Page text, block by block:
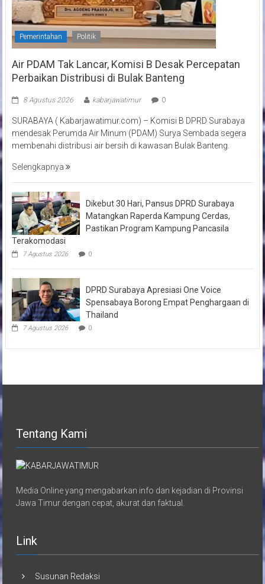
Pemerintahan Politik
Air PDAM Tak Lancar, Komisi B Desak Percepatan
Perbaikan Distribusi di Bulak Banteng
8 Agustus 2026 kabarjawatimur 0
SURABAYA ( Kabarjawatimur.com) – Komisi B DPRD Surabaya
mendesak Perumda Air Minum (PDAM) Surya Sembada segera
membenahi distribusi air bersih di kawasan Bulak Banteng.
Selengkapnya
Dikebut 30 Hari, Pansus DPRD Surabaya
Matangkan Raperda Kampung Cerdas,
Pastikan Program Kampung Pancasila
Terakomodasi
7 Agustus 2026 0
DPRD Surabaya Apresiasi One Voice
Spensabaya Borong Empat Penghargaan di
Thailand
7 Agustus 2026 0
Tentang Kami
Media Online yang mengabarkan info dan kejadian di Provinsi
Jawa Timur dengan cepat, akurat dan faktual.
Link
Susunan Redaksi